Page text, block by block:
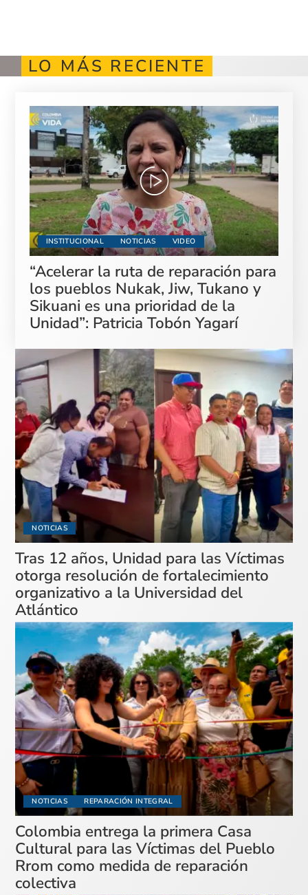
LO MÁS RECIENTE
INSTITUCIONAL NOTICIAS VIDEO
“Acelerar la ruta de reparación para
los pueblos Nukak, Jiw, Tukano y
Sikuani es una prioridad de la
Unidad”: Patricia Tobón Yagarí
NOTICIAS
Tras 12 años, Unidad para las Víctimas
otorga resolución de fortalecimiento
organizativo a la Universidad del
Atlántico
NOTICIAS REPARACIÓN INTEGRAL
Colombia entrega la primera Casa
Cultural para las Víctimas del Pueblo
Rrom como medida de reparación
colectiva